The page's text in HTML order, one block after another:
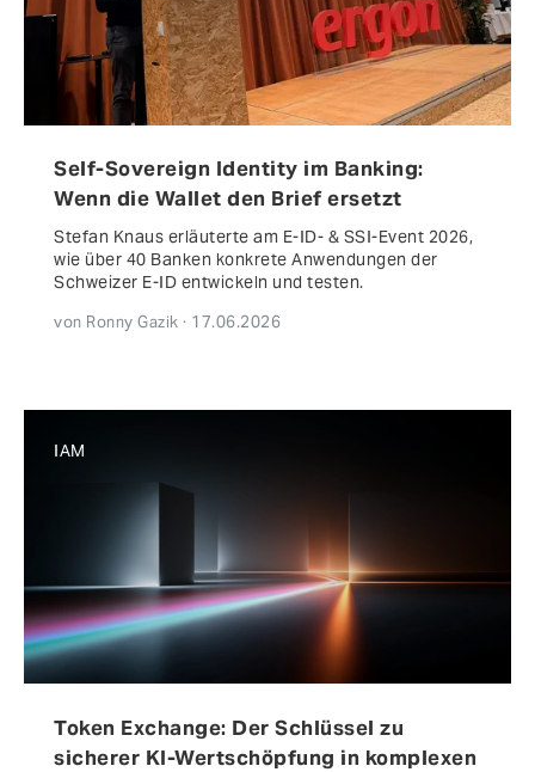
Self-Sovereign Identity im Banking:
Wenn die Wallet den Brief ersetzt
Stefan Knaus erläuterte am E-ID- & SSI-Event 2026,
wie über 40 Banken konkrete Anwendungen der
Schweizer E-ID entwickeln und testen.
von Ronny Gazik · 17.06.2026
IAM
Token Exchange: Der Schlüssel zu
sicherer KI-Wertschöpfung in komplexen